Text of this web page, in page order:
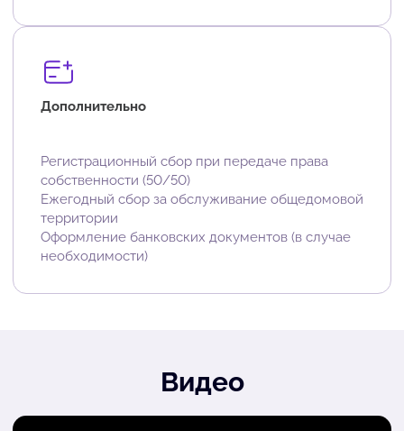
Дополнительно
Регистрационный сбор при передаче права
собственности (50/50)
Ежегодный сбор за обслуживание общедомовой
территории
Оформление банковских документов (в случае
необходимости)
Видео